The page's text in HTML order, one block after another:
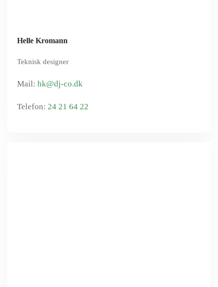
Helle Kromann
Teknisk designer
hk@dj-co.dk
24 21 64 22